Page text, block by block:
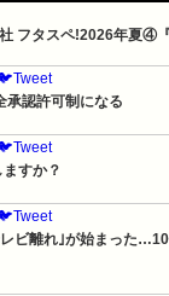
フタスペ!2026年夏④
承認許可制になる
すか？
ビ離れ｣が始まった